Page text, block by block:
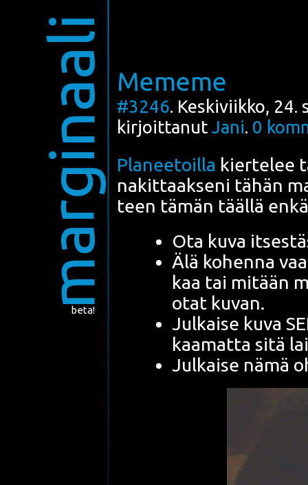
marginaali
beta!
Mememe
#3246. Keskiviikko, 24.
kirjoittanut Jani. 0
Pla­nee­toil­la kier­te­lee
nakit­taak­se­ni tähän
teen tämän tääl­lä
Ota kuva
Älä kohen­na
kaa tai mitään
otat kuvan.
Jul­kai­se kuva
kaa­mat­ta sitä
Jul­kai­se nämä